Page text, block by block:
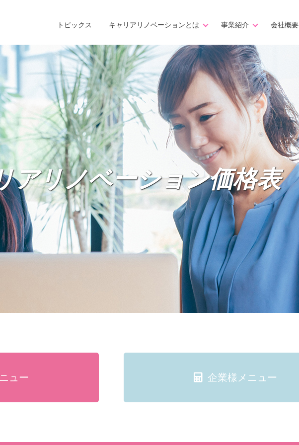
トピックス キャリアリノベーションとは 事業紹介 会社概要
アリノベーション価格表
ュー 企業様メニュー